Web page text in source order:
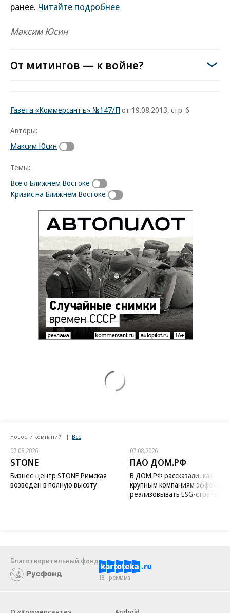
ранее. Читайте подробнее
Максим Юсин
От митингов — к войне?
Газета «Коммерсантъ» №147/П от 19.08.2013, стр. 6
Авторы:
Максим Юсин
Темы:
Все о Ближнем Востоке
Кризис на Ближнем Востоке
Новости компаний Все
07.08.2026
STONE
Бизнес-центр STONE Римская
возведен в полную высоту
07.08.2026
ПАО ДОМ.РФ
В ДОМ.РФ рассказали, как
крупным компаниям
реализовывать ESG-стратегию
Благотворительный фонд
18+ реклама